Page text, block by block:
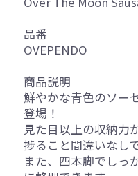
品番
OVEPENDO
商品説明
鮮やかな青色のソー
登場！
見た目以上の収納力
捗ること間違いなしで
また、四本脚でしっ